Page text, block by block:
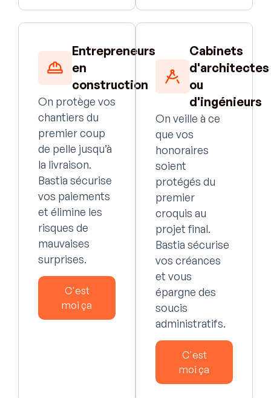
Entrepreneurs
en
construction
On protège vos
chantiers du
premier coup
de pelle jusqu’à
la livraison.
Bastia sécurise
vos paiements
et élimine les
risques de
mauvaises
surprises.
C'est
moi ça
Cabinets
d'architectes
ou
d'ingénieurs
On veille à ce
que vos
honoraires
soient
protégés du
premier
croquis au
projet final.
Bastia sécurise
vos créances
et vous
épargne des
soucis
administratifs.
C'est
moi ça